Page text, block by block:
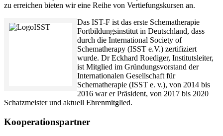
zu erreichen bieten wir eine Reihe von Vertiefungskursen an.
Das IST-F ist das erste Schematherapie
Fortbildungsinstitut in Deutschland, dass
durch die International Society of
Schematherapy (ISST e.V.) zertifiziert
wurde. Dr Eckhard Roediger, Institutsleiter,
ist Mitglied im Gründungsvorstand der
Internationalen Gesellschaft für
Schematherapie (ISST e. v.), von 2014 bis
2016 war er Präsident, von 2017 bis 2020
Schatzmeister und aktuell Ehrenmitglied.
Kooperationspartner